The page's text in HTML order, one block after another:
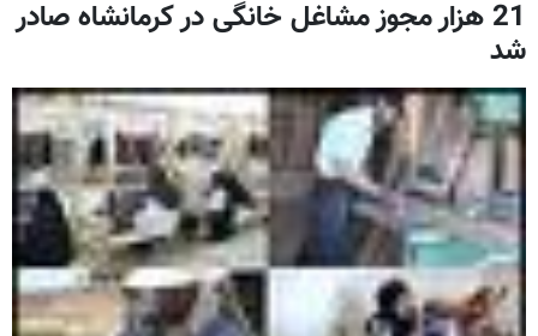
21 هزار مجوز مشاغل خانگی در کرمانشاه صادر
شد